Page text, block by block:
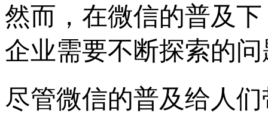
然而，在微信的普及
企业需要不断探索的
尽管微信的普及给人